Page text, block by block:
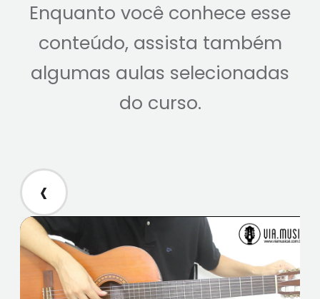
Enquanto você conhece esse
conteúdo, assista também
algumas aulas selecionadas
do curso.
‹